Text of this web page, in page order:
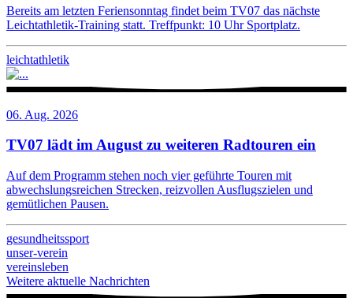
Bereits am letzten Feriensonntag findet beim TV07 das nächste
Leichtathletik-Training statt. Treffpunkt: 10 Uhr Sportplatz.
leichtathletik
06. Aug. 2026
TV07 lädt im August zu weiteren Radtouren ein
Auf dem Programm stehen noch vier geführte Touren mit
abwechslungsreichen Strecken, reizvollen Ausflugszielen und
gemütlichen Pausen.
gesundheitssport
unser-verein
vereinsleben
Weitere aktuelle Nachrichten